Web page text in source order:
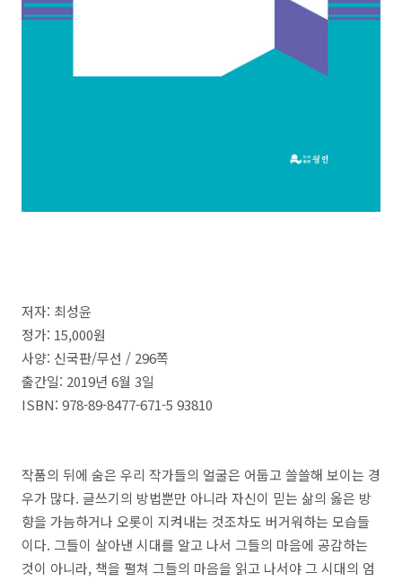
저자: 최성윤
정가: 15,000원
사양: 신국판/무선 / 296쪽
출간일: 2019년 6월 3일
ISBN: 978-89-8477-671-5 93810
작품의 뒤에 숨은 우리 작가들의 얼굴은 어둡고 쓸쓸해 보이는 경
우가 많다. 글쓰기의 방법뿐만 아니라 자신이 믿는 삶의 옳은 방
향을 가늠하거나 오롯이 지켜내는 것조차도 버거워하는 모습들
이다. 그들이 살아낸 시대를 알고 나서 그들의 마음에 공감하는
것이 아니라, 책을 펼쳐 그들의 마음을 읽고 나서야 그 시대의 엄